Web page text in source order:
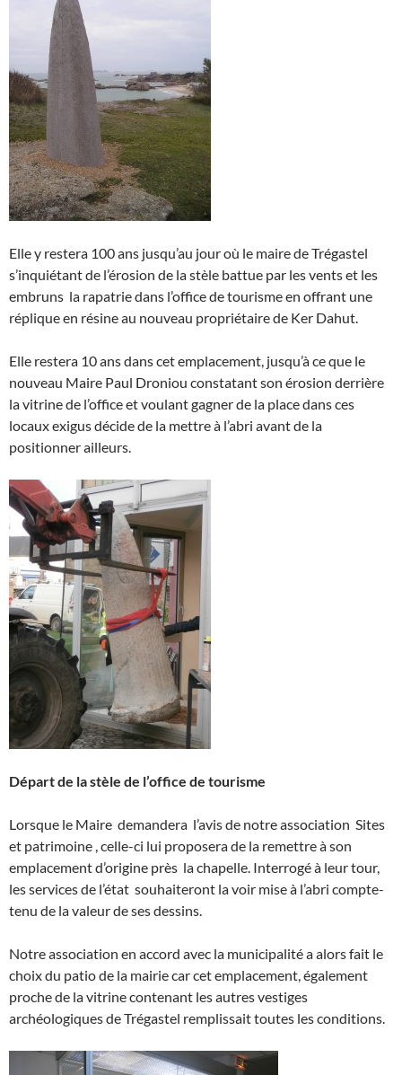
Elle y restera 100 ans jusqu’au jour où le maire de Trégastel
s’inquiétant de l’érosion de la stèle battue par les vents et les
embruns la rapatrie dans l’office de tourisme en offrant une
réplique en résine au nouveau propriétaire de Ker Dahut.
Elle restera 10 ans dans cet emplacement, jusqu’à ce que le
nouveau Maire Paul Droniou constatant son érosion derrière
la vitrine de l’office et voulant gagner de la place dans ces
locaux exigus décide de la mettre à l’abri avant de la
positionner ailleurs.
Départ de la stèle de l’office de tourisme
Lorsque le Maire demandera l’avis de notre association Sites
et patrimoine , celle-ci lui proposera de la remettre à son
emplacement d’origine près la chapelle. Interrogé à leur tour,
les services de l’état souhaiteront la voir mise à l’abri compte-
tenu de la valeur de ses dessins.
Notre association en accord avec la municipalité a alors fait le
choix du patio de la mairie car cet emplacement, également
proche de la vitrine contenant les autres vestiges
archéologiques de Trégastel remplissait toutes les conditions.